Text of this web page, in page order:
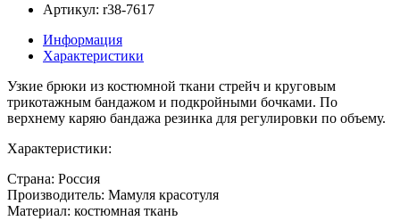
Артикул: r38-7617
Информация
Характеристики
Узкие брюки из костюмной ткани стрейч и круговым
трикотажным бандажом и подкройными бочками. По
верхнему каряю бандажа резинка для регулировки по объему.
Характеристики:
Страна: Россия
Производитель: Мамуля красотуля
Материал: костюмная ткань